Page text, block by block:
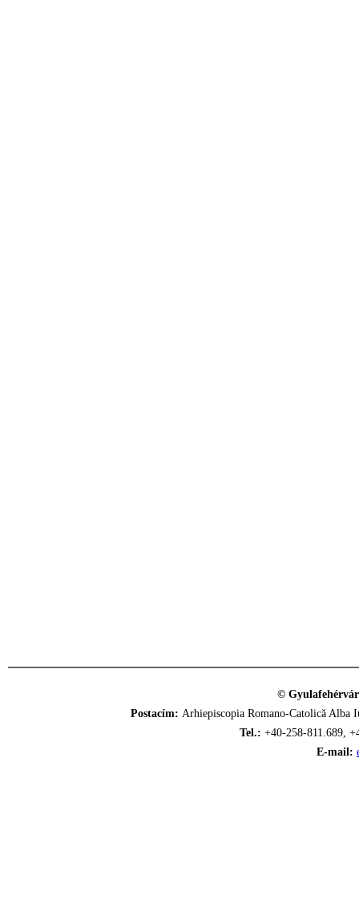
©
Postacím: Arhiepiscopia Romano-Catolică
Tel.: +40-258-811.689,
E-mail: